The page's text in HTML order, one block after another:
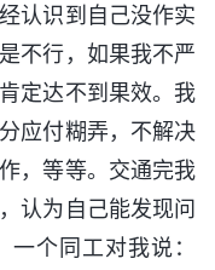
认识到自己没作实
不行，如果我不严
定达不到果效。我
应付糊弄，不解决
，等等。交通完我
认为自己能发现问
个同工对我说：